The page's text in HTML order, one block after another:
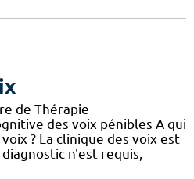
de Thérapie
des voix pénibles A qui
? La clinique des voix est
n'est requis,